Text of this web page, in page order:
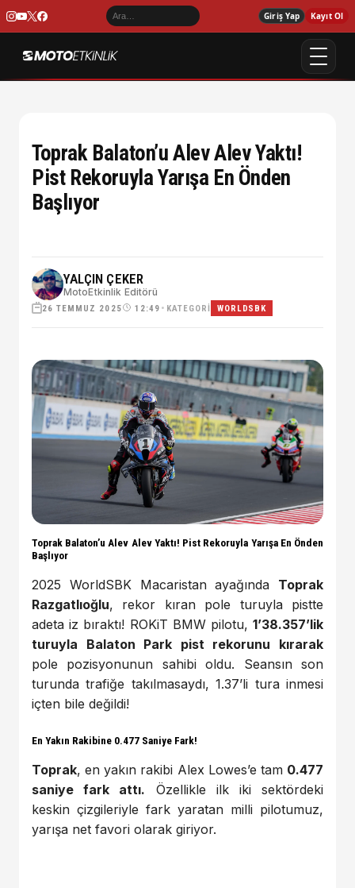
Giriş Yap Kayıt Ol
Toprak Balaton’u Alev Alev Yaktı!
Pist Rekoruyla Yarışa En Önden
Başlıyor
YALÇIN ÇEKER
MotoEtkinlik Editörü
26 TEMMUZ 2025 12:49 • KATEGORI WORLDSBK
Toprak Balaton’u Alev Alev Yaktı! Pist Rekoruyla Yarışa En Önden
Başlıyor
2025 WorldSBK Macaristan ayağında Toprak
Razgatlıoğlu, rekor kıran pole turuyla pistte
adeta iz bıraktı! ROKiT BMW pilotu, 1’38.357’lik
turuyla Balaton Park pist rekorunu kırarak
pole pozisyonunun sahibi oldu. Seansın son
turunda trafiğe takılmasaydı, 1.37’li tura inmesi
içten bile değildi!
En Yakın Rakibine 0.477 Saniye Fark!
Toprak, en yakın rakibi Alex Lowes’e tam 0.477
saniye fark attı. Özellikle ilk iki sektördeki
keskin çizgileriyle fark yaratan milli pilotumuz,
yarışa net favori olarak giriyor.